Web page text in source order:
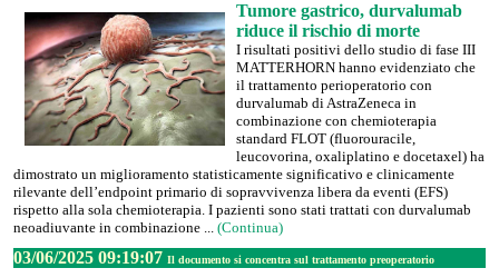
Tumore gastrico, durvalumab
riduce il rischio di morte
I risultati positivi dello studio di fase III
MATTERHORN hanno evidenziato che
il trattamento perioperatorio con
durvalumab di AstraZeneca in
combinazione con chemioterapia
standard FLOT (fluorouracile,
leucovorina, oxaliplatino e docetaxel) ha
dimostrato un miglioramento statisticamente significativo e clinicamente
rilevante dell’endpoint primario di sopravvivenza libera da eventi (EFS)
rispetto alla sola chemioterapia. I pazienti sono stati trattati con durvalumab
neoadiuvante in combinazione ... (Continua)
03/06/2025 09:19:07 Il documento si concentra sul trattamento preoperatorio